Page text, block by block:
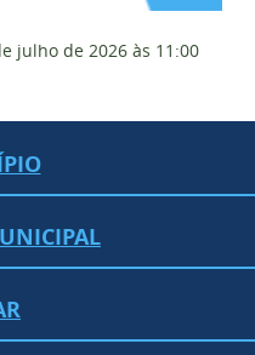
julho de 2026 às 11:00